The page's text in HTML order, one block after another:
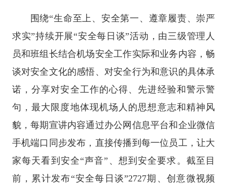
围绕“生命至上、安全第一、遵章履责、崇严
求实”持续开展“安全每日谈”活动，由三级管理人
员和班组长结合机场安全工作实际和业务内容，畅
谈对安全文化的感悟、对安全行为和意识的具体承
诺，分享对安全工作的心得、先进经验和警示警
句，最大限度地体现机场人的思想意志和精神风
貌，每期宣讲内容通过办公网信息平台和企业微信
手机端口同步发布，直接传播到每一位员工，让大
家每天看到安全“声音”、想到安全要求。截至目
前，累计发布“安全每日谈”2727期、创意微视频